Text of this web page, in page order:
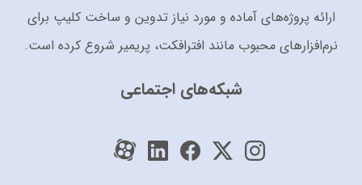
ارائه پروژه‌های آماده و مورد نیاز تدوین و ساخت کلیپ برای
نرم‌افزارهای محبوب مانند افترافکت، پریمیر شروع کرده است.
شبکه‌های اجتماعی